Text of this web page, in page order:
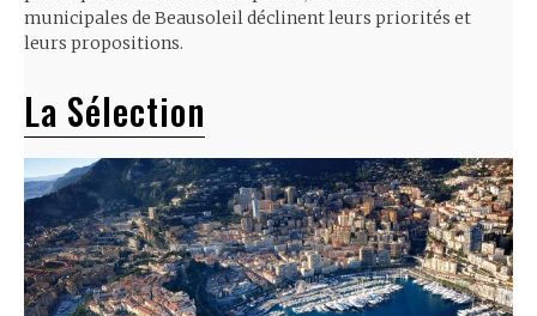
municipales de Beausoleil déclinent leurs priorités et
leurs propositions.
La Sélection